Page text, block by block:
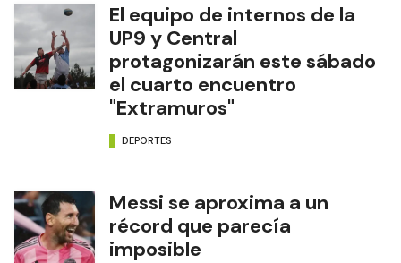
El equipo de internos de la
UP9 y Central
protagonizarán este sábado
el cuarto encuentro
"Extramuros"
DEPORTES
Messi se aproxima a un
récord que parecía
imposible